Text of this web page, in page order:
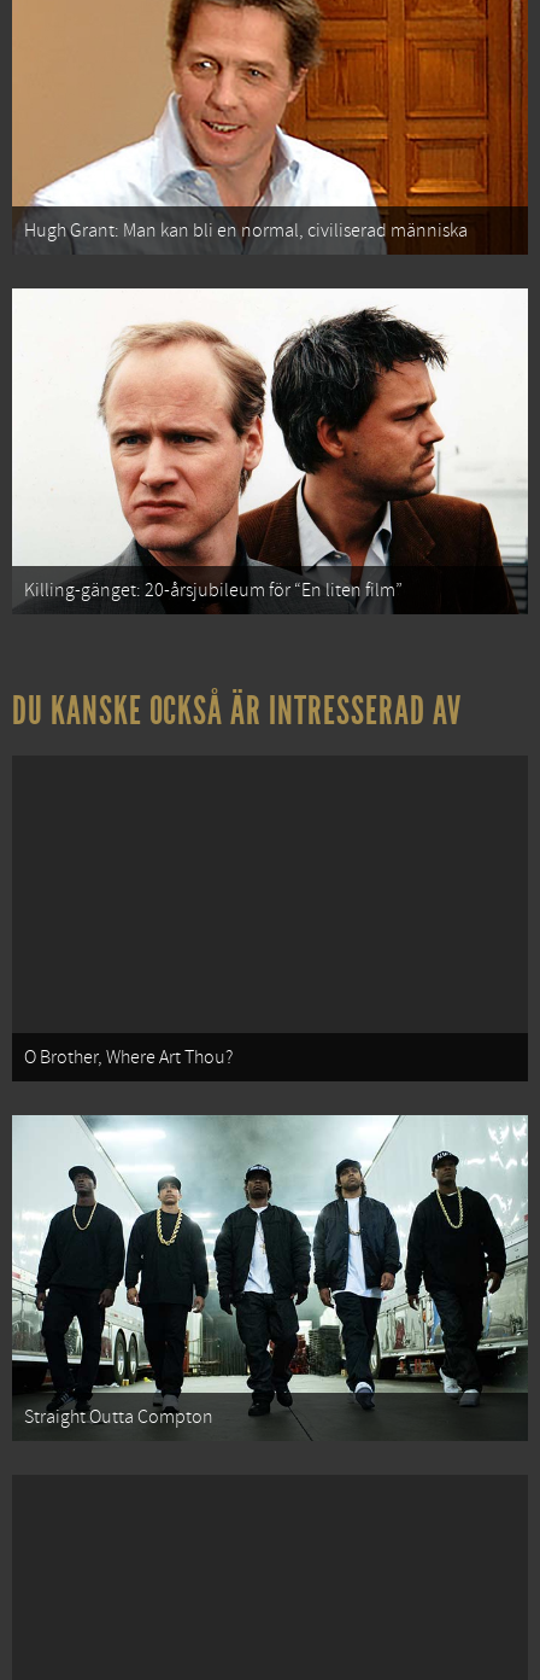
Hugh Grant: Man kan bli en normal, civiliserad människa
Killing-gänget: 20-årsjubileum för “En liten film”
DU KANSKE OCKSÅ ÄR INTRESSERAD AV
O Brother, Where Art Thou?
Straight Outta Compton